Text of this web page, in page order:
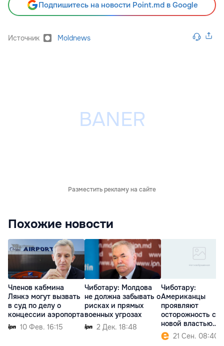
Подпишитесь на новости Point.md в Google
Источник Moldnews
Разместить рекламу на сайте
Похожие новости
Членов кабмина
Лянкэ могут вызвать
в суд по делу о
концессии аэропорта
10 Фев. 16:15
Чиботару: Молдова
не должна забывать о
рисках и прямых
военных угрозах
2 Дек. 18:48
Чиботару:
Американцы
проявляют
осторожность с
новой властью
Молдовы
21 Сен. 08:40